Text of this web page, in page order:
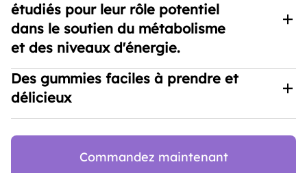
étudiés pour leur rôle potentiel
dans le soutien du métabolisme
et des niveaux d'énergie.
Dietoxil combine le vinaigre de cidre de pomme, la
vitamine B12 et le folate dans une formule soutenue
par la recherche qui favorise l'équilibre du sucre dans
le sang, augmente l'énergie et optimise le
Des gummies faciles à prendre et
délicieux
Oubliez les comprimés et les poudres – Dietoxil se
présente sous forme de gummies délicieux, ce qui
rend votre routine de perte de poids facile et agréable.
Avec seulement 2 gummies par jour, vous bénéficiez
Commandez maintenant